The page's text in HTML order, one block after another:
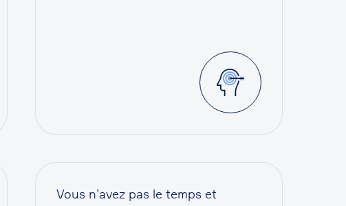
Vous n’avez pas le temps et